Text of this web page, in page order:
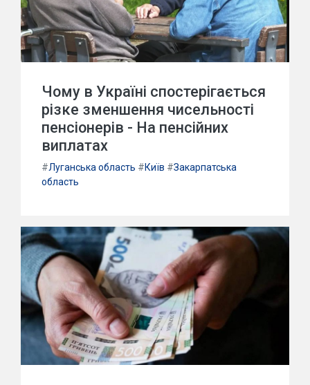
Чому в Україні спостерігається
різке зменшення чисельності
пенсіонерів - На пенсійних
виплатах
#Луганська область #Київ #Закарпатська
область